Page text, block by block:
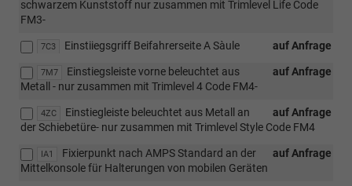
schwarzem Kunststoff nur zusammen mit Trimlevel Life Code
FM3-
7C3 auf Anfrage
Einstiiegsgriff Beifahrerseite A Sàule
7M7 auf Anfrage
Einstiegsleiste vorne beleuchtet aus
Metall - nur zusammen mit Trimlevel 4 Code FM4-
4ZC auf Anfrage
Einstiegleiste beleuchtet aus Metall an
der Schiebetüre- nur zusammen mit Trimlevel Style Code FM4
IA1 auf Anfrage
Fixierpunkt nach AMPS Standard an der
Mittelkonsole für Halterungen von mobilen Geräten